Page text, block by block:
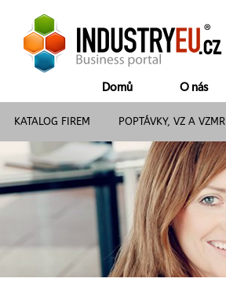
Domů O nás
KATALOG FIREM POPTÁVKY, VZ A VZMR